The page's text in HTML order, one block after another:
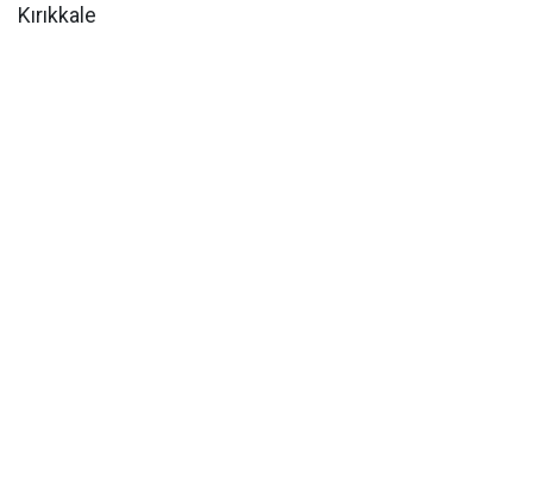
Kırıkkale